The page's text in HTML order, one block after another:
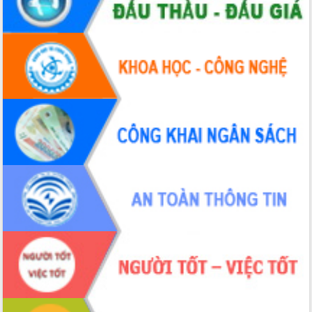
Định vị cà phê Việt Nam như một “di
sản sống” trong dòng chảy toàn cầu
Xây dựng nông thôn mới: Nâng cao đời
sống người dân từ những mô hình thiết
thực
Quyết liệt tháo gỡ vướng mắc, đẩy
nhanh tiến độ các dự án trọng điểm
trong Khu kinh tế Nam Phú Yên
Hòn Yến phát triển du lịch gắn với bảo
tồn biển
Lấy ý kiến điều chỉnh Quy hoạch tỉnh
Đắk Lắk thời kỳ 2021-2030, tầm nhìn
đến năm 2050
Phát động chiến dịch 30 ngày đêm
giải phóng mặt bằng Tuyến đường bộ
ven biển
Đắk Lắk nỗ lực thúc đẩy tăng trưởng
kinh tế từ 10% trở lên trong Quý
II/2026
Đắk Lắk ký kết thỏa thuận hợp tác về